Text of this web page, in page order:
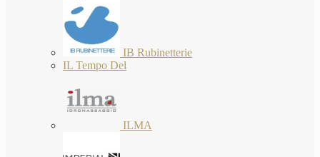
IB Rubinetterie
IL Tempo Del
ILMA